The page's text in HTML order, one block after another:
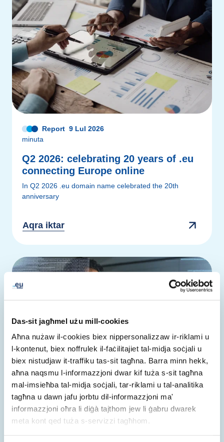
Das-sit jagħmel użu mill-cookies
Aħna nużaw il-cookies biex nippersonalizzaw ir-riklami u
l-kontenut, biex noffrulek il-faċilitajiet tal-midja soċjali u
biex nistudjaw it-traffiku tas-sit tagħna. Barra minn hekk,
aħna naqsmu l-informazzjoni dwar kif tuża s-sit tagħna
mal-imsieħba tal-midja soċjali, tar-riklami u tal-analitika
tagħna u dawn jafu jorbtu dil-informazzjoni ma'
informazzjoni oħra li diġà tajthom jew li ġabru dwarek
meta kont qed tuża s-servizzi tagħhom.
Report 9 Lul 2026
minuta
Q2 2026: celebrating 20 years of .eu
connecting Europe online
In Q2 2026 .eu domain name celebrated the 20th
anniversary
Aqra iktar
News 18 Ġun 2026